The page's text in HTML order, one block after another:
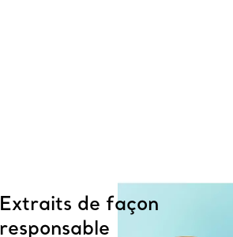
Extraits de façon
responsable